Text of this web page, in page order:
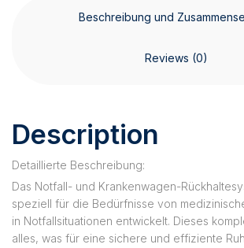
Beschreibung und
Reviews (0)
Description
Detaillierte Beschreibung:
Das Notfall- und Krankenwagen-
speziell für die Bedürfnisse von
in Notfallsituationen entwickelt. Dieses
alles, was für eine sichere und effiziente